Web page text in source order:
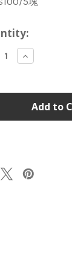
Increase
Quantity
維
C